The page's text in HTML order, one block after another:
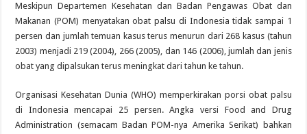
Meskipun Departemen Kesehatan dan Badan Pengawas Obat dan
Makanan (POM) menyatakan obat palsu di Indonesia tidak sampai 1
persen dan jumlah temuan kasus terus menurun dari 268 kasus (tahun
2003) menjadi 219 (2004), 266 (2005), dan 146 (2006), jumlah dan jenis
obat yang dipalsukan terus meningkat dari tahun ke tahun.
Organisasi Kesehatan Dunia (WHO) memperkirakan porsi obat palsu
di Indonesia mencapai 25 persen. Angka versi Food and Drug
Administration (semacam Badan POM-nya Amerika Serikat) bahkan